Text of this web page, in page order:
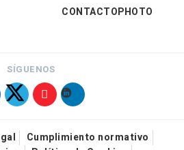
CONTACTOPHOTO
SÍGUENOS
Cumplimiento normativo